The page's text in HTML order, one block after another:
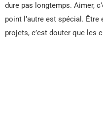
dure pas longtemps. Aimer,
point l’autre est spécial. Être
projets, c’est douter que les